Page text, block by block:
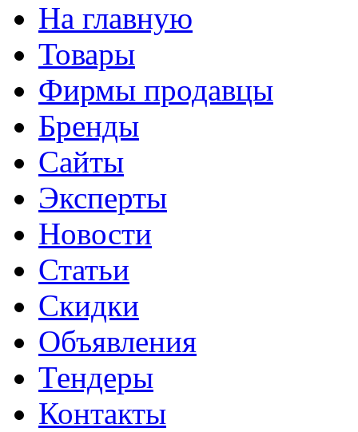
На главную
Товары
Фирмы продавцы
Бренды
Сайты
Эксперты
Новости
Статьи
Скидки
Объявления
Тендеры
Контакты